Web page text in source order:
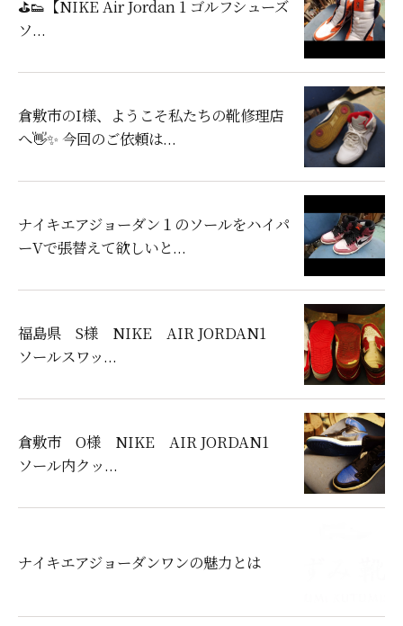
⛳👟【NIKE Air Jordan 1 ゴルフシューズ
ソ...
倉敷市のI様、ようこそ私たちの靴修理店
へ👋✨ 今回のご依頼は...
ナイキエアジョーダン１のソールをハイパ
ーVで張替えて欲しいと...
福島県 S様 NIKE AIR JORDAN1
ソールスワッ...
倉敷市 O様 NIKE AIR JORDAN1
ソール内クッ...
ナイキエアジョーダンワンの魅力とは